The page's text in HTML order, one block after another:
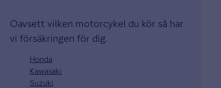
Oavsett vilken motorcykel du kör så har
vi försäkringen för dig.
Honda
Kawasaki
Suzuki